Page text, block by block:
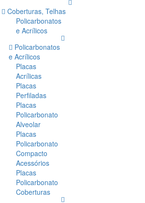
Coberturas, Telhas
Policarbonatos
e Acrílicos
Policarbonatos
e Acrílicos
Placas
Acrílicas
Placas
Perfiladas
Placas
Policarbonato
Alveolar
Placas
Policarbonato
Compacto
Acessórios
Placas
Policarbonato
Coberturas